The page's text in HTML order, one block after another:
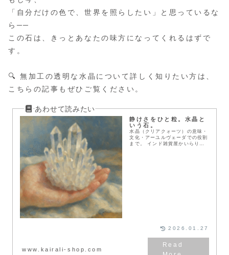
「自分だけの色で、世界を照らしたい」と思っているな
ら──
この石は、きっとあなたの味方になってくれるはずで
す。
🔍 無加工の透明な水晶について詳しく知りたい方は、
こちらの記事もぜひご覧ください。
静けさをひと粒。水晶と
いう石。
水晶（クリアクォーツ）の意味・
文化・アーユルヴェーダでの役割
まで。 インド雑貨屋かいらり
www.kairali-shop.com
2026.01.27